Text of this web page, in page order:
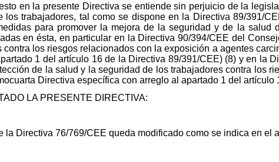
en la presente Directiva se entiende sin perjuicio de la
los trabajadores, tal como se dispone en la Directiva 89/391/
para promover la mejora de la seguridad y de la salud
en ésta, en particular en la Directiva 90/394/CEE del
contra los riesgos relacionados con la exposición a agentes
1 del artículo 16 de la Directiva 89/391/CEE) (8) y en la
de la salud y la seguridad de los trabajadores contra los
Directiva específica con arreglo al apartado 1 del artículo
LA PRESENTE DIRECTIVA:
la Directiva 76/769/CEE queda modificado como se indica en el